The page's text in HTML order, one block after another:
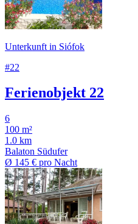
Unterkunft in Siófok
#22
Ferienobjekt 22
6
100 m²
1.0 km
Balaton Südufer
Ø 145 € pro Nacht